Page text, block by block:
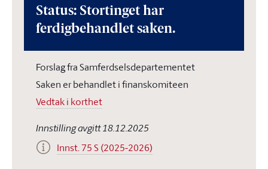
Status: Stortinget har
ferdigbehandlet saken.
Forslag fra Samferdselsdepartementet
Saken er behandlet i finanskomiteen
Vedtak i korthet
Innstilling avgitt 18.12.2025
Innst. 75 S (2025-2026)